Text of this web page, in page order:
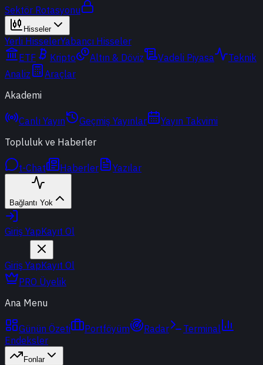
Sektör Rotasyonu
Hisseler
Yerli HisselerYabancı Hisseler
ETF
Kripto Altın & Döviz Vadeli Piyasa
Teknik
Analiz
Araçlar
Akademi
Canlı Yayın Geçmiş Yayınlar
Yayın Takvimi
Topluluk ve Haberler
t-Chat Haberler Yazılar
Bağlantı Yok
Giriş YapKayıt Ol
Giriş YapKayıt Ol
PRO Üyelik
Ana Menu
Günün Özeti Portföyüm Radar
Terminal
Endeksler
Fonlar